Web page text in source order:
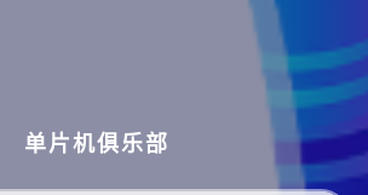
单片机俱乐部